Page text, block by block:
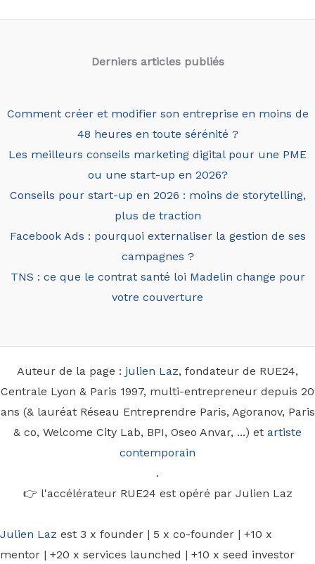
Derniers articles publiés
Comment créer et modifier son entreprise en moins de
48 heures en toute sérénité ?
Les meilleurs conseils marketing digital pour une PME
ou une start-up en 2026?
Conseils pour start-up en 2026 : moins de storytelling,
plus de traction
Facebook Ads : pourquoi externaliser la gestion de ses
campagnes ?
TNS : ce que le contrat santé loi Madelin change pour
votre couverture
Auteur de la page : julien Laz, fondateur de RUE24,
Centrale Lyon & Paris 1997, multi-entrepreneur depuis 20
ans (& lauréat Réseau Entreprendre Paris, Agoranov, Paris
& co, Welcome City Lab, BPI, Oseo Anvar, ...) et artiste
contemporain
.
👉 l'accélérateur RUE24 est opéré par Julien Laz
Julien Laz est 3 x founder | 5 x co-founder | +10 x
mentor | +20 x services launched | +10 x seed investor